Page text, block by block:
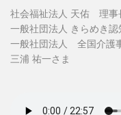
社会福祉法人 天佑 理事
一般社団法人 きらめき
一般社団法人 全国介護
三浦 祐一さま